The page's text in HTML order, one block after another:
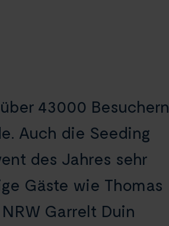
43000 Besuchern
Auch die Seeding
des Jahres sehr
Gäste wie Thomas
Garrelt Duin